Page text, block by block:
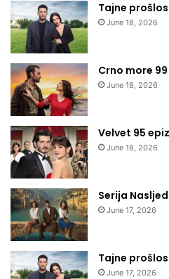
Tajne
June 18, 2026
Crno more
June 18, 2026
Velvet 95
June 18, 2026
Serija
June 17, 2026
Tajne
June 17, 2026